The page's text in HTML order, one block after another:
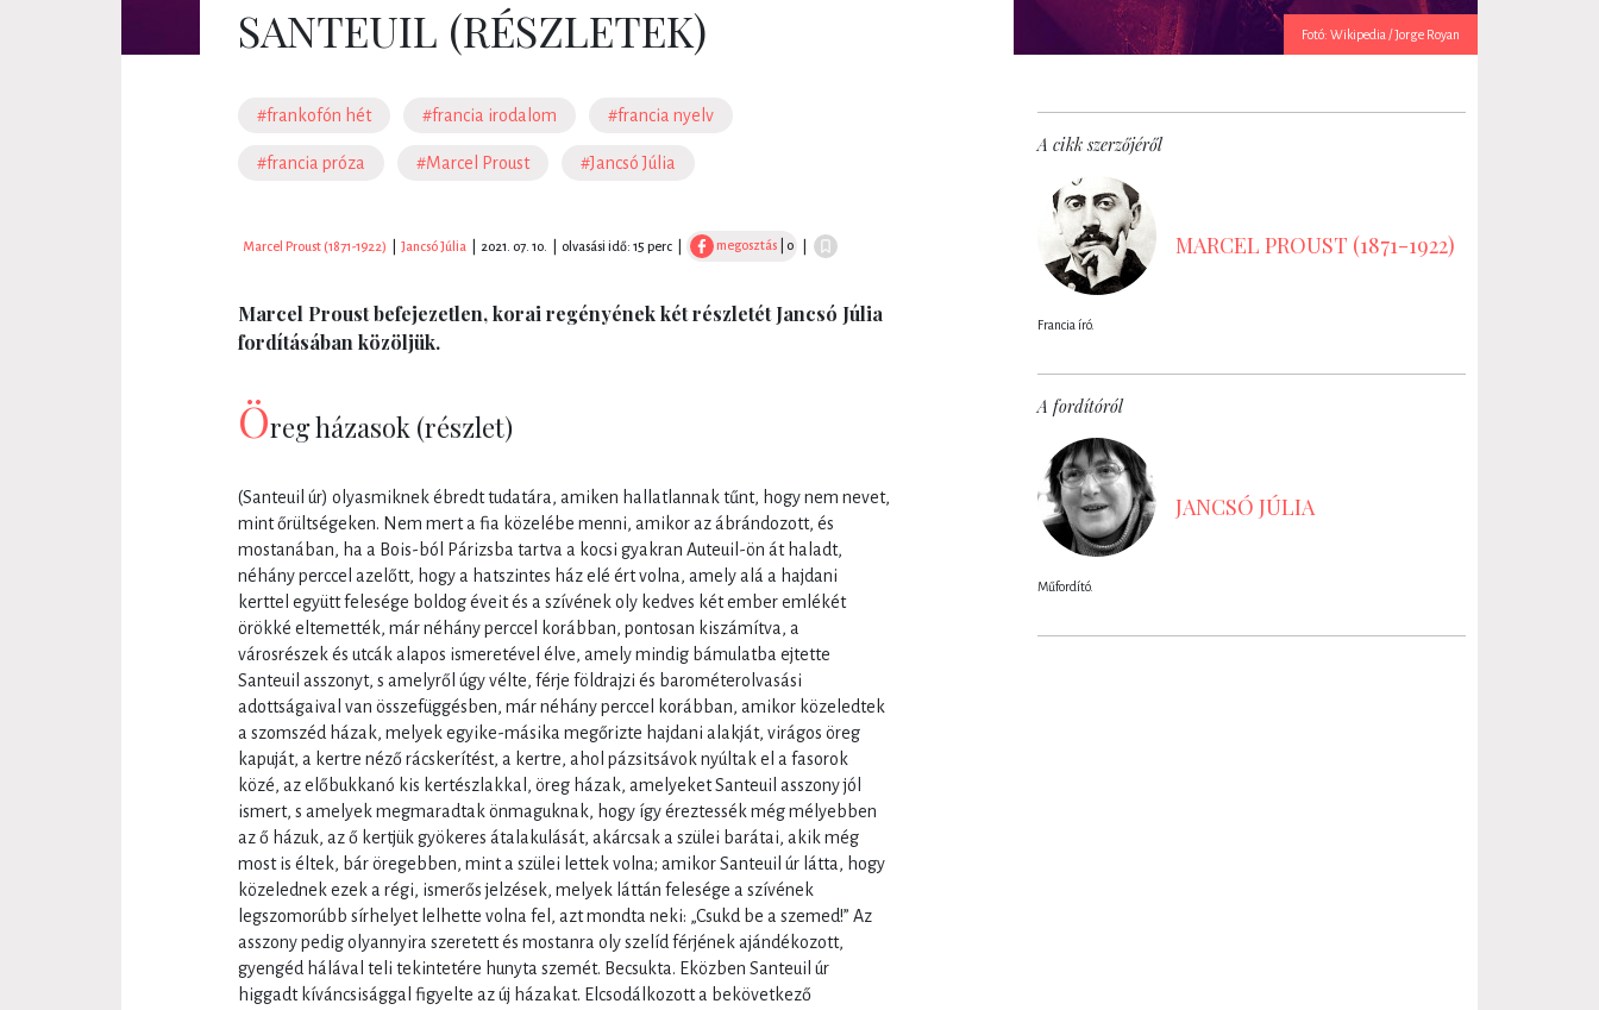
Fotó: Wikipedia / Jorge Royan
SANTEUIL (RÉSZLETEK)
#frankofón hét #francia irodalom #francia nyelv
#francia próza #Marcel Proust #Jancsó Júlia
Marcel Proust (1871-1922) Jancsó Júlia 2021. 07. 10. olvasási idő: 15 perc megosztás | 0
Marcel Proust befejezetlen, korai regényének két részletét Jancsó Júlia
fordításában közöljük.
Öreg házasok (részlet)
(Santeuil úr) olyasmiknek ébredt tudatára, amiken hallatlannak tűnt, hogy nem nevet,
mint őrültségeken. Nem mert a fia közelébe menni, amikor az ábrándozott, és
mostanában, ha a Bois-ból Párizsba tartva a kocsi gyakran Auteuil-ön át haladt,
néhány perccel azelőtt, hogy a hatszintes ház elé ért volna, amely alá a hajdani
kerttel együtt felesége boldog éveit és a szívének oly kedves két ember emlékét
örökké eltemették, már néhány perccel korábban, pontosan kiszámítva, a
városrészek és utcák alapos ismeretével élve, amely mindig bámulatba ejtette
Santeuil asszonyt, s amelyről úgy vélte, férje földrajzi és barométerolvasási
adottságaival van összefüggésben, már néhány perccel korábban, amikor közeledtek
a szomszéd házak, melyek egyike-másika megőrizte hajdani alakját, virágos öreg
kapuját, a kertre néző rácskerítést, a kertre, ahol pázsitsávok nyúltak el a fasorok
közé, az előbukkanó kis kertészlakkal, öreg házak, amelyeket Santeuil asszony jól
ismert, s amelyek megmaradtak önmaguknak, hogy így éreztessék még mélyebben
az ő házuk, az ő kertjük gyökeres átalakulását, akárcsak a szülei barátai, akik még
most is éltek, bár öregebben, mint a szülei lettek volna; amikor Santeuil úr látta, hogy
közelednek ezek a régi, ismerős jelzések, melyek láttán felesége a szívének
legszomorúbb sírhelyet lelhette volna fel, azt mondta neki: „Csukd be a szemed!” Az
asszony pedig olyannyira szeretett és mostanra oly szelíd férjének ajándékozott,
gyengéd hálával teli tekintetére hunyta szemét. Becsukta. Eközben Santeuil úr
higgadt kíváncsisággal figyelte az új házakat. Elcsodálkozott a bekövetkező
A cikk szerzőjéről
MARCEL PROUST (1871-1922)
Francia író.
A fordítóról
JANCSÓ JÚLIA
Műfordító.